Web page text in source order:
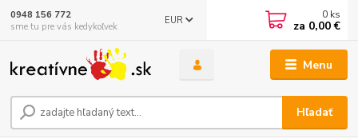
Menu
EUR
Hľadať
0948 156 772
sme tu pre vás kedykoľvek
0 ks
za 0,00 €